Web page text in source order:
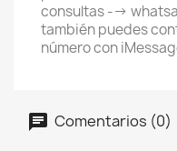
consultas -->
también puedes
número con
Comentarios (0)